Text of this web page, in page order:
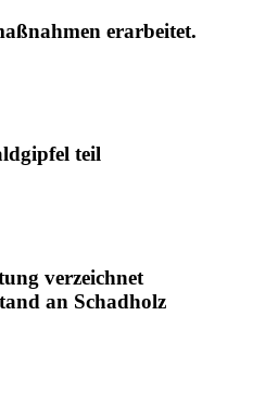
erarbeitet.
teil
verzeichnet
an Schadholz